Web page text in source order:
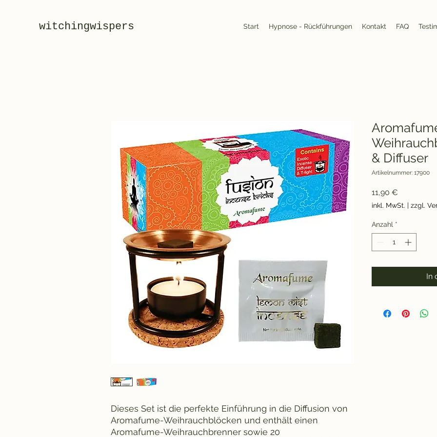
witchingwispers Start Hypnose - Rückführungen Kontakt FAQ
Dieses Set ist die perfekte Einführung in die Diffusion von
Aromafume-Weihrauchblöcken und enthält einen
Aromafume-Weihrauchbrenner sowie 20
& Diffuser
Artikelnummer: 17900
11,90 €
inkl. MwSt. | zzgl.
Anzahl *
In